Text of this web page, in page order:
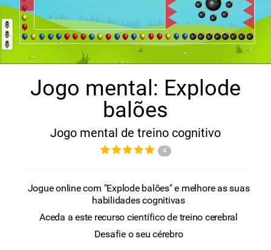
Jogo mental: Explode
balões
Jogo mental de treino cognitivo
4
Jogue online com "Explode balões" e melhore as suas
habilidades cognitivas
Aceda a este recurso científico de treino cerebral
Desafie o seu cérebro